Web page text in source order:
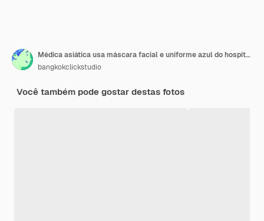
Médica asiática usa máscara facial e uniforme azul do hospital, injetando vacina para mulher sênior caucasiana na mesa de trabalho da ala com equipamento, enquanto outros pacientes esperam na fila no fundo desfocado.
bangkokclickstudio
Você também pode gostar destas fotos